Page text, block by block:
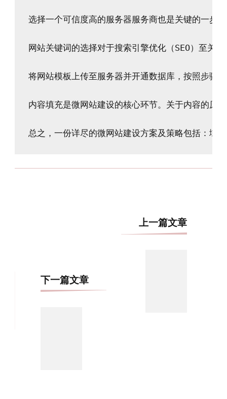
选择一个可信度高的服务器服务商也是关键的一步
网站关键词的选择对于搜索引擎优化（SEO）至关
将网站模板上传至服务器并开通数据库，按照步骤
内容填充是微网站建设的核心环节。关于内容的原
上一篇文章
下一篇文章